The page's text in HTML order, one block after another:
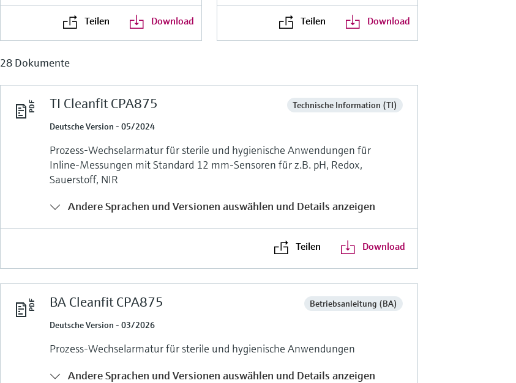
Teilen Download Teilen Download
28 Dokumente
TI Cleanfit CPA875
Technische Information (TI)
Deutsche Version - 05/2024
Prozess-Wechselarmatur für sterile und hygienische Anwendungen für
Inline-Messungen mit Standard 12 mm-Sensoren für z.B. pH, Redox,
Sauerstoff, NIR
Andere Sprachen und Versionen auswählen und Details anzeigen
Teilen Download
BA Cleanfit CPA875
Betriebsanleitung (BA)
Deutsche Version - 03/2026
Prozess-Wechselarmatur für sterile und hygienische Anwendungen
Andere Sprachen und Versionen auswählen und Details anzeigen